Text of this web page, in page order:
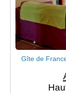
Gîte de